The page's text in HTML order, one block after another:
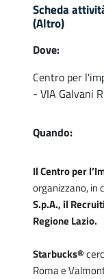
Scheda
(Altro)
Dove:
Centro per
- VIA Galvani
Quando:
Il Centro per
organizzano, in
S.p.A., il
Regione Lazio.
Starbucks®
Roma e